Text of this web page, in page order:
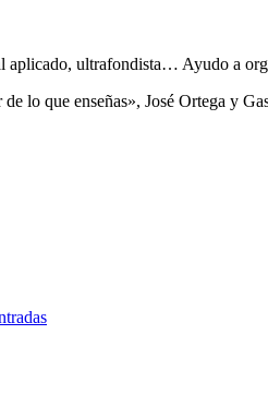
aplicado, ultrafondista… Ayudo a
lo que enseñas», José Ortega y